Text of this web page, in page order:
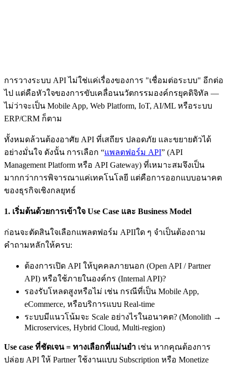
การวางระบบ API ไม่ใช่แค่เรื่องของการ "เชื่อมต่อระบบ" อีกต่อ
ไป แต่คือหัวใจของการขับเคลื่อนนวัตกรรมองค์กรยุคดิจิทัล —
ไม่ว่าจะเป็น Mobile App, Web Platform, IoT, AI/ML หรือระบบ
ERP/CRM ก็ตาม
ทั้งหมดล้วนต้องอาศัย API ที่เสถียร ปลอดภัย และขยายตัวได้
อย่างมั่นใจ ดังนั้น การเลือก “แพลตฟอร์ม API” (API
Management Platform หรือ API Gateway) ที่เหมาะสมจึงเป็น
มากกว่าการพิจารณาแค่เทคโนโลยี แต่คือการออกแบบอนาคต
ของธุรกิจเชิงกลยุทธ์
1. เริ่มต้นด้วยการเข้าใจ Use Case และ Business Model
ก่อนจะตัดสินใจเลือกแพลตฟอร์ม APIIใด ๆ จำเป็นต้องถาม
คำถามหลักให้ครบ:
ต้องการเปิด API ให้บุคคลภายนอก (Open API / Partner
API) หรือใช้ภายในองค์กร (Internal API)?
รองรับโหลดสูงหรือไม่ เช่น กรณีที่เป็น Mobile App,
eCommerce, หรือบริการแบบ Real-time
ระบบมีแนวโน้มจะ Scale อย่างไรในอนาคต? (Monolith →
Microservices, Hybrid Cloud, Multi-region)
Use case ที่ชัดเจน = ทางเลือกที่แม่นยำ เช่น หากคุณต้องการ
ปล่อย API ให้ Partner ใช้งานแบบ Subscription หรือ Monetize